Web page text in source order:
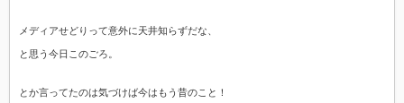
メディアせどりって意外に天井知らずだな、
と思う今日このごろ。
とか言ってたのは気づけば今はもう昔のこと！